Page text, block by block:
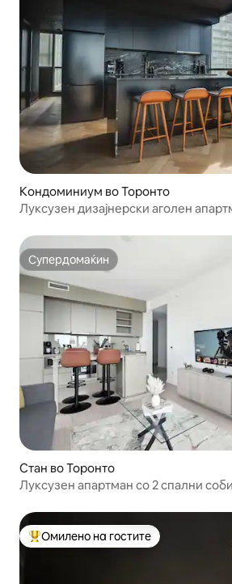
Кондоминиум во Торонто
Луксузен дизајнерски аголен
Супердомаќин
Супердомаќин
Стан во Торонто
Луксузен апартман со 2 спални
Меѓу најуспешните „Омилени на
Омилено на гостите